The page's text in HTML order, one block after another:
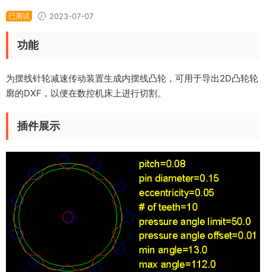
已测试 2023-07-07
功能
为摆线针轮减速传动装置生成内摆线凸轮，可用于导出2D凸轮轮
廓的DXF，以便在数控机床上进行切割。
插件展示